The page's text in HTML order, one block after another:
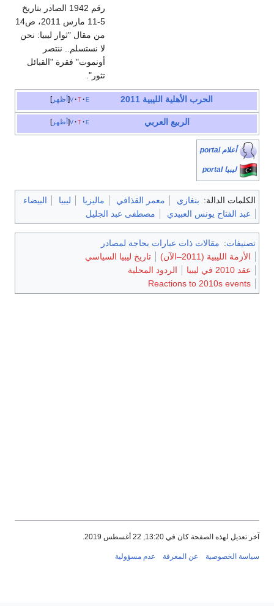
رقم 1942 الصادر بتاريخ
5-11 مارس 2011، ص14
من مقال "ثوار ليبيا: نحن
لا نستسلم.. ننتصر
أونموت" فقرة "القبائل
تثور".
أظهر v t الحرب الأهلية الليبية 2011
أظهر v t الربيع العربي
أعلام portal
ليبيا portal
الكلمات الدالة: بنغازي معمر القذافي ماليزيا ليبيا
البيضاء
عبد الفتاح يونس العبيدي
مصطفى عبد الجليل
تصنيفات: مقالات ذات عبارات بحاجة لمصادر
الأزمة الليبية (2011–الآن)
تاريخ ليبيا السياسي
عقد 2010 في ليبيا
الردود المحلية
Reactions to 2010s events
آخر تعديل لهذه الصفحة كان في 13:20, 22 أغسطس 2019.
سياسة الخصوصية عن المعرفة عدم مسؤولية